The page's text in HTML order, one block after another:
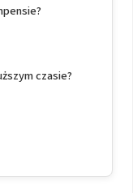
czasie?